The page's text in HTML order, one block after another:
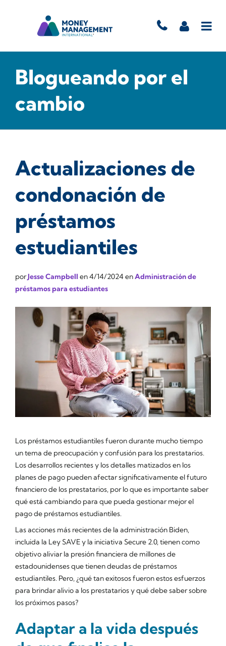
Blogueando por el
cambio
Actualizaciones de
condonación de
préstamos
estudiantiles
porJesse Campbell en4/14/2024 enAdministración de
préstamos para estudiantes
Los préstamos estudiantiles fueron durante mucho tiempo
un tema de preocupación y confusión para los prestatarios.
Los desarrollos recientes y los detalles matizados en los
planes de pago pueden afectar significativamente el futuro
financiero de los prestatarios, por lo que es importante saber
qué está cambiando para que pueda gestionar mejor el
pago de préstamos estudiantiles.
Las acciones más recientes de la administración Biden,
incluida la Ley SAVE y la iniciativa Secure 2.0, tienen como
objetivo aliviar la presión financiera de millones de
estadounidenses que tienen deudas de préstamos
estudiantiles. Pero, ¿qué tan exitosos fueron estos esfuerzos
para brindar alivio a los prestatarios y qué debe saber sobre
los próximos pasos?
Adaptar a la vida después